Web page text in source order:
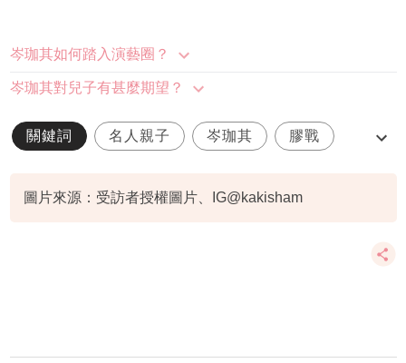
岑珈其如何踏入演藝圈？
岑珈其對兒子有甚麼期望？
關鍵詞 名人親子 岑珈其 膠戰
圖片來源：受訪者授權圖片、IG@kakisham